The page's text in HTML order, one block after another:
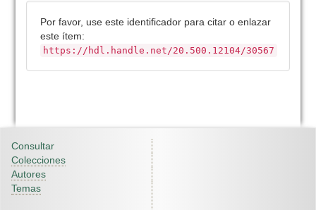
Por favor, use este identificador para citar o enlazar
este ítem:
https://hdl.handle.net/20.500.12104/30567
Consultar
Colecciones
Autores
Temas